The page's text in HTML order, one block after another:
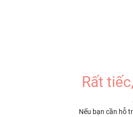
Rất
Nếu bạn cần hỗ